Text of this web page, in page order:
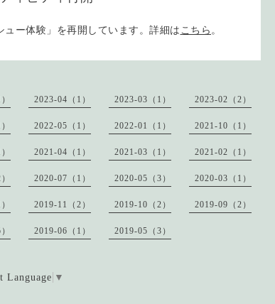
ー体験」を再開しています。詳細は こちら 。
2023-04（1） 2023-03（1） 2023-02（2）
2022-05（1） 2022-01（1） 2021-10（1）
2021-04（1） 2021-03（1） 2021-02（1）
2020-07（1） 2020-05（3） 2020-03（1）
2019-11（2） 2019-10（2） 2019-09（2）
2019-06（1） 2019-05（3）
Language ▼